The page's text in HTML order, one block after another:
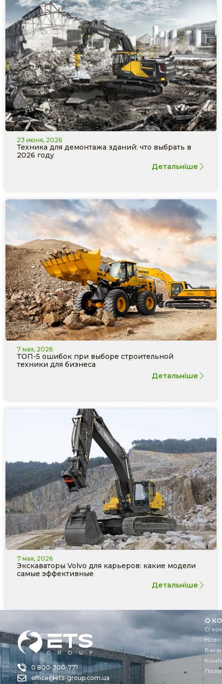
23 июня, 2026
Техника для демонтажа зданий: что выбрать в
2026 году
Детальніше
7 мая, 2026
ТОП-5 ошибок при выборе строительной
техники для бизнеса
Детальніше
7 мая, 2026
Экскаваторы Volvo для карьеров: какие модели
самые эффективные
Детальніше
0 800-300-771
office@ets-group.com.ua
О
О